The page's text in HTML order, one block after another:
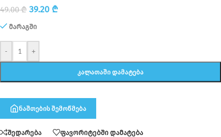
49.00₾ 39.20 ₾
მარაგში
- +
ᲙᲐᲚᲐᲗᲐᲨᲘ ᲓᲐᲛᲐᲢᲔᲑᲐ
ნაშთების შემოწმება
შედარება ფავორიტებში დამატება